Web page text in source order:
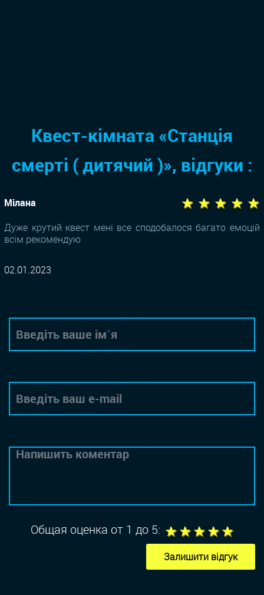
Квест-кімната «Станція
смерті ( дитячий )», відгуки :
Мілана ★ ★ ★ ★ ★
Дуже крутий квест мені все сподобалося багато емоцій
всім рекомендую
02.01.2023
Общая оценка от 1 до 5: 4
3
2
1
Залишити відгук